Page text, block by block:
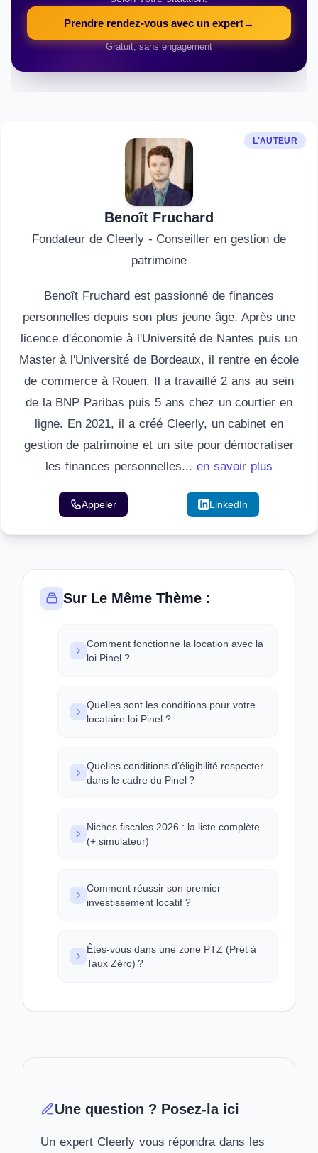
Prendre rendez-vous avec un expert→
Gratuit, sans engagement
L'AUTEUR
Benoît Fruchard
Fondateur de Cleerly - Conseiller en gestion de
patrimoine
Benoît Fruchard est passionné de finances
personnelles depuis son plus jeune âge. Après une
licence d'économie à l'Université de Nantes puis un
Master à l'Université de Bordeaux, il rentre en école
de commerce à Rouen. Il a travaillé 2 ans au sein
de la BNP Paribas puis 5 ans chez un courtier en
ligne. En 2021, il a créé Cleerly, un cabinet en
gestion de patrimoine et un site pour démocratiser
les finances personnelles... en savoir plus
Appeler LinkedIn
Sur Le Même Thème :
Comment fonctionne la location avec la
loi Pinel ?
Quelles sont les conditions pour votre
locataire loi Pinel ?
Quelles conditions d’éligibilité respecter
dans le cadre du Pinel ?
Niches fiscales 2026 : la liste complète
(+ simulateur)
Comment réussir son premier
investissement locatif ?
Êtes-vous dans une zone PTZ (Prêt à
Taux Zéro) ?
Une question ? Posez-la ici
Un expert Cleerly vous répondra dans les